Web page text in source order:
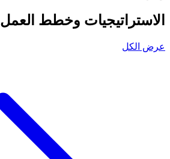
الاستراتيجيات وخطط العمل
عرض الكل